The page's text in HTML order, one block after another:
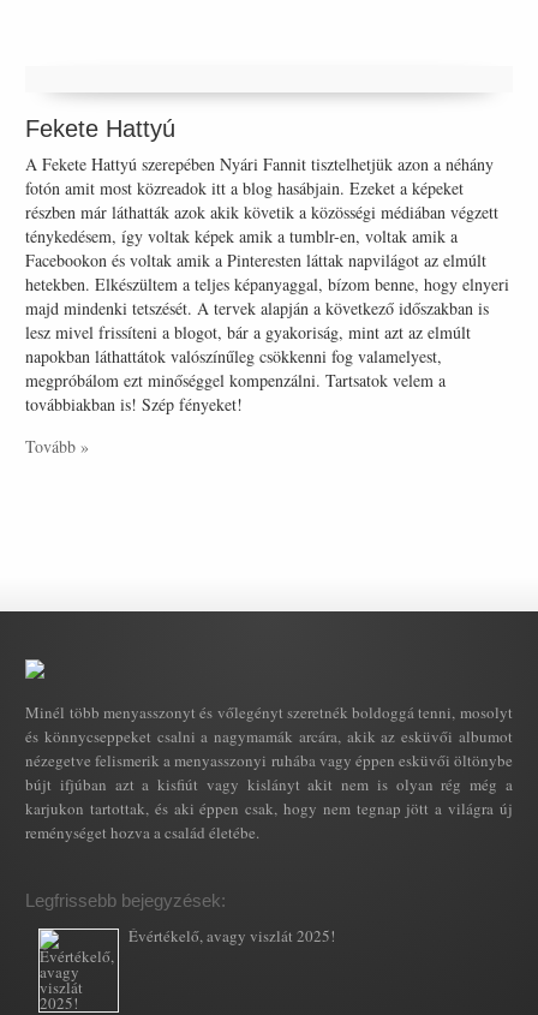
Fekete Hattyú
A Fekete Hattyú szerepében Nyári Fannit tisztelhetjük azon a néhány
fotón amit most közreadok itt a blog hasábjain. Ezeket a képeket
részben már láthatták azok akik követik a közösségi médiában végzett
ténykedésem, így voltak képek amik a tumblr-en, voltak amik a
Facebookon és voltak amik a Pinteresten láttak napvilágot az elmúlt
hetekben. Elkészültem a teljes képanyaggal, bízom benne, hogy elnyeri
majd mindenki tetszését. A tervek alapján a következő időszakban is
lesz mivel frissíteni a blogot, bár a gyakoriság, mint azt az elmúlt
napokban láthattátok valószínűleg csökkenni fog valamelyest,
megpróbálom ezt minőséggel kompenzálni. Tartsatok velem a
továbbiakban is! Szép fényeket!
Tovább »
Minél több menyasszonyt és vőlegényt szeretnék boldoggá tenni, mosolyt
és könnycseppeket csalni a nagymamák arcára, akik az esküvői albumot
nézegetve felismerik a menyasszonyi ruhába vagy éppen esküvői öltönybe
bújt ifjúban azt a kisfiút vagy kislányt akit nem is olyan rég még a
karjukon tartottak, és aki éppen csak, hogy nem tegnap jött a világra új
reménységet hozva a család életébe.
Legfrissebb bejegyzések:
Évértékelő, avagy viszlát 2025!